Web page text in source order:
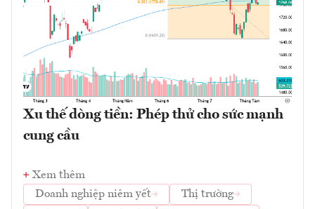
Xu thế dòng tiền: Phép thử cho sức mạnh
cung cầu
Xem thêm
Doanh nghiệp niêm yết
Thị trường